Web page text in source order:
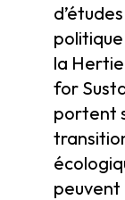
la
for
portent
peuvent